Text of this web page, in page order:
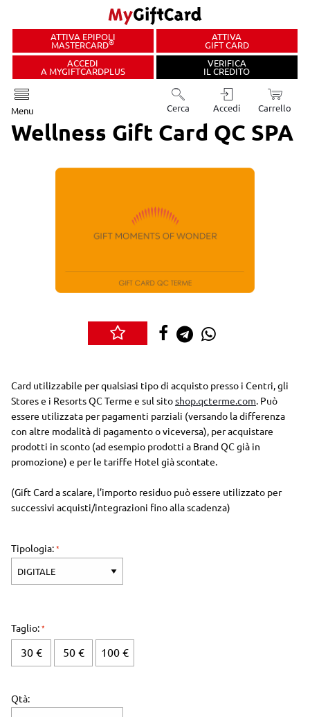
ATTIVA EPIPOLI
MASTERCARD® ATTIVA
GIFT CARD
ACCEDI
A MYGIFTCARDPLUS
VERIFICA
IL CREDITO
Menu Cerca Accedi Carrello
Wellness Gift Card QC SPA
Card utilizzabile per qualsiasi tipo di acquisto presso i Centri, gli
Stores e i Resorts QC Terme e sul sitoshop.qcterme.com. Può
essere utilizzata per pagamenti parziali (versando la differenza
con altre modalità di pagamento o viceversa), per acquistare
prodotti in sconto (ad esempio prodotti a Brand QC già in
promozione) e per le tariffe Hotel già scontate.
(Gift Card a scalare, l’importo residuo può essere utilizzato per
successivi acquisti/integrazioni fino alla scadenza)
Tipologia:
Taglio:
30 € 50 € 100 €
Qtà: